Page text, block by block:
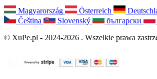
Magyarország Österreich
Čeština
Slovenský български
© XuPe.pl - 2024-2026 . Wszelkie prawa